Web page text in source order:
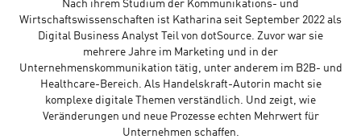
Nach ihrem Studium der Kommunikations- und
Wirtschaftswissenschaften ist Katharina seit September 2022 als
Digital Business Analyst Teil von dotSource. Zuvor war sie
mehrere Jahre im Marketing und in der
Unternehmenskommunikation tätig, unter anderem im B2B- und
Healthcare-Bereich. Als Handelskraft-Autorin macht sie
komplexe digitale Themen verständlich. Und zeigt, wie
Veränderungen und neue Prozesse echten Mehrwert für
Unternehmen schaffen.